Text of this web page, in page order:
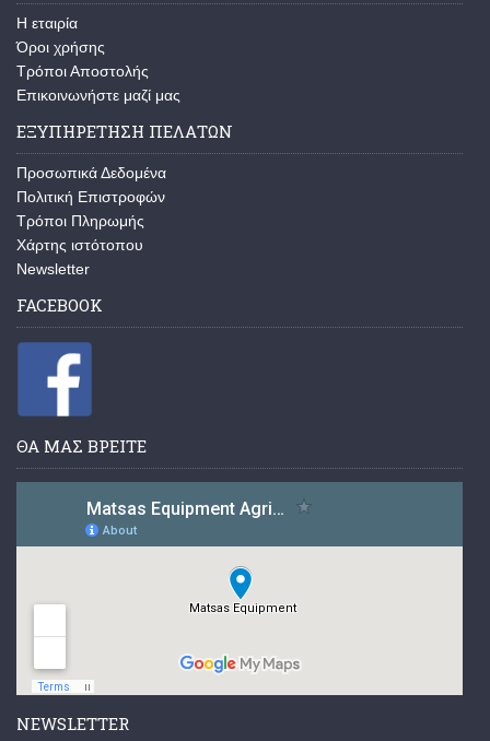
H εταιρία
Όροι χρήσης
Τρόποι Αποστολής
Επικοινωνήστε μαζί μας
ΕΞΥΠΗΡΕΤΗΣΗ ΠΕΛΑΤΩΝ
Προσωπικά Δεδομένα
Πολιτική Επιστροφών
Τρόποι Πληρωμής
Χάρτης ιστότοπου
Newsletter
FACEBOOK
ΘΑ ΜΑΣ ΒΡΕΙΤΕ
NEWSLETTER